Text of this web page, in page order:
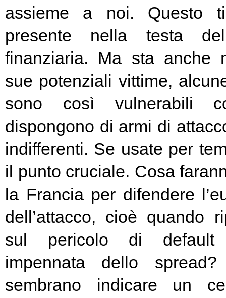
assieme a noi. Questo
presente nella testa
finanziaria. Ma sta anche
sue potenziali vittime,
sono così vulnerabili
dispongono di armi di
indifferenti. Se usate per
il punto cruciale. Cosa
la Francia per difendere
dell’attacco, cioè quando
sul pericolo di default
impennata dello
sembrano indicare un